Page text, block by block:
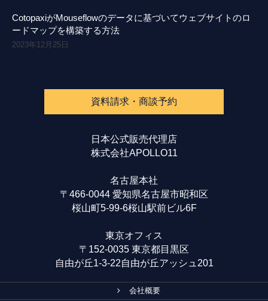
CotopaxiがMouseflowのデータに基づいてウェブサイトのロ
ードマップを構築する方法
2023年12月25日
資料請求・商談予約
日本公式販売代理店
株式会社APOLLO11
名古屋本社
〒466-0044 愛知県名古屋市昭和区
桜山町5-99-6桜山駅前ビル6F
東京オフィス
〒152-0035 東京都目黒区
自由が丘1-3-22自由が丘アッシュ201
会社概要